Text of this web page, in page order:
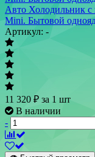
Авто Холодильник
Mini. Бытовой
Артикул: -
11 320 ₽ за 1 шт
В наличии
-